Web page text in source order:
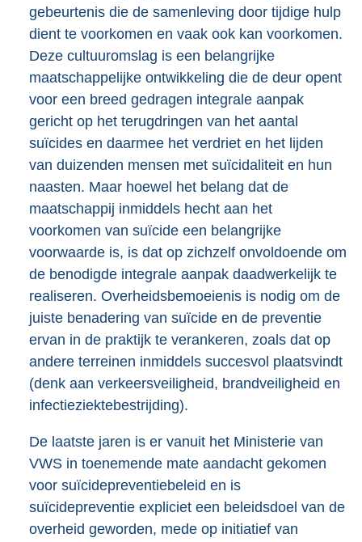
gebeurtenis die de samenleving door tijdige hulp
dient te voorkomen en vaak ook kan voorkomen.
Deze cultuuromslag is een belangrijke
maatschappelijke ontwikkeling die de deur opent
voor een breed gedragen integrale aanpak
gericht op het terugdringen van het aantal
suïcides en daarmee het verdriet en het lijden
van duizenden mensen met suïcidaliteit en hun
naasten. Maar hoewel het belang dat de
maatschappij inmiddels hecht aan het
voorkomen van suïcide een belangrijke
voorwaarde is, is dat op zichzelf onvoldoende om
de benodigde integrale aanpak daadwerkelijk te
realiseren. Overheidsbemoeienis is nodig om de
juiste benadering van suïcide en de preventie
ervan in de praktijk te verankeren, zoals dat op
andere terreinen inmiddels succesvol plaatsvindt
(denk aan verkeersveiligheid, brandveiligheid en
infectieziektebestrijding).
De laatste jaren is er vanuit het Ministerie van
VWS in toenemende mate aandacht gekomen
voor suïcidepreventiebeleid en is
suïcidepreventie expliciet een beleidsdoel van de
overheid geworden, mede op initiatief van